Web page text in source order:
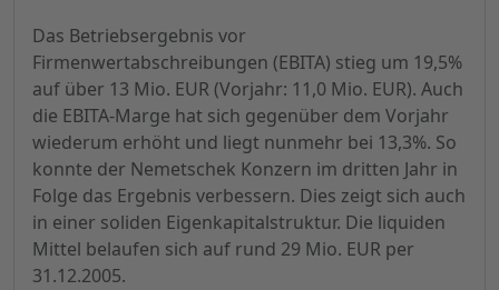
Das Betriebsergebnis vor
Firmenwertabschreibungen (EBITA) stieg um 19,5%
auf über 13 Mio. EUR (Vorjahr: 11,0 Mio. EUR). Auch
die EBITA-Marge hat sich gegenüber dem Vorjahr
wiederum erhöht und liegt nunmehr bei 13,3%. So
konnte der Nemetschek Konzern im dritten Jahr in
Folge das Ergebnis verbessern. Dies zeigt sich auch
in einer soliden Eigenkapitalstruktur. Die liquiden
Mittel belaufen sich auf rund 29 Mio. EUR per
31.12.2005.